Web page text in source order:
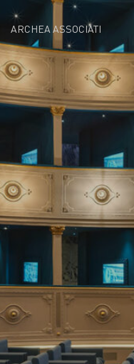
ARCHEA ASSOCIATI